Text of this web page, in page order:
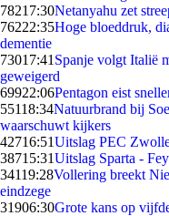
78217:30Netanyahu zet
76222:35Hoge bloeddruk,
dementie
73017:41 Spanje volgt Italië
geweigerd
69922:06Pentagon eist
55118:34Natuurbrand bij
waarschuwt kijkers
42716:51Uitslag PEC
38715:31Uitslag Sparta -
34119:28Vollering breekt
eindzege
31906:30Grote kans op